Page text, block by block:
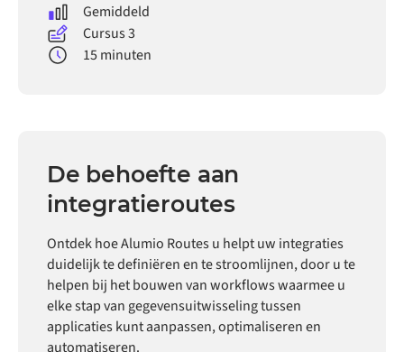
Gemiddeld
Cursus 3
15 minuten
De behoefte aan
integratieroutes
Ontdek hoe Alumio Routes u helpt uw integraties
duidelijk te definiëren en te stroomlijnen, door u te
helpen bij het bouwen van workflows waarmee u
elke stap van gegevensuitwisseling tussen
applicaties kunt aanpassen, optimaliseren en
automatiseren.